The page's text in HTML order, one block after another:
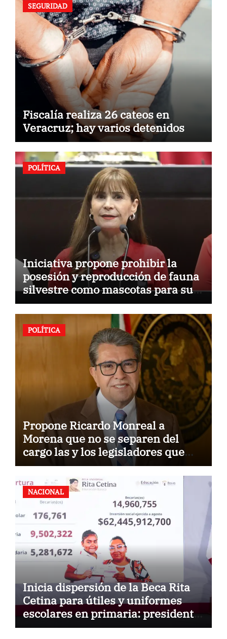
SEGURIDAD
Fiscalía realiza 26 cateos en
Veracruz; hay varios detenidos
POLÍTICA
Iniciativa propone prohibir la
posesión y reproducción de fauna
silvestre como mascotas para su
comercialización
POLÍTICA
Propone Ricardo Monreal a
Morena que no se separen del
cargo las y los legisladores que
quieren reelegirse
NACIONAL
Inicia dispersión de la Beca Rita
Cetina para útiles y uniformes
escolares en primaria: presidenta
Claudia Sheinbaum